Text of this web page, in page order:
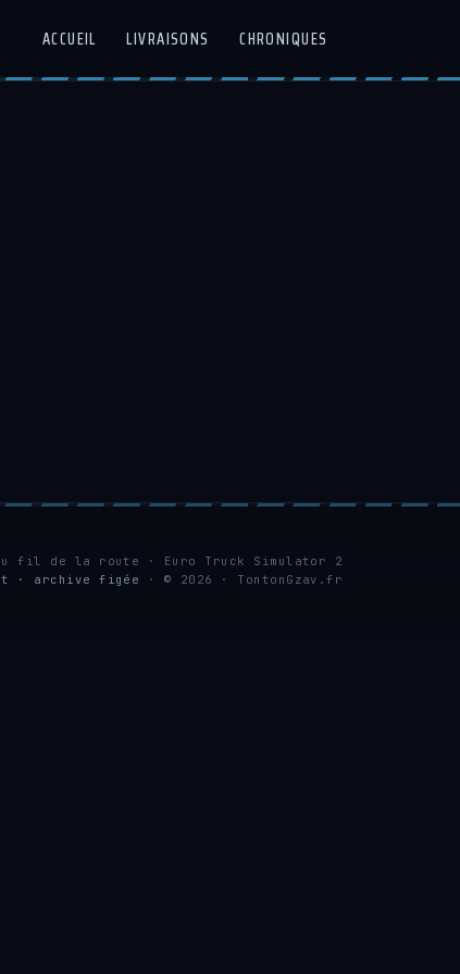
ACCUEIL LIVRAISONS CHRONIQUES
fil de la route · Euro Truck Simulator 2
· archive figée
· © 2026 · TontonGzav.fr